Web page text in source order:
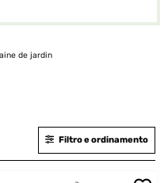
de jardin
Filtro e ordinamento